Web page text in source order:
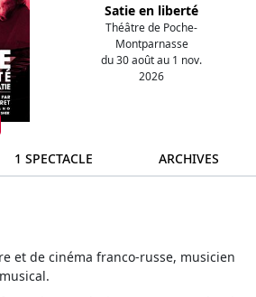
Satie en liberté
Théâtre de Poche-
Montparnasse
du 30 août au 1 nov.
2026
1 SPECTACLE ARCHIVES
et de cinéma franco-russe, musicien